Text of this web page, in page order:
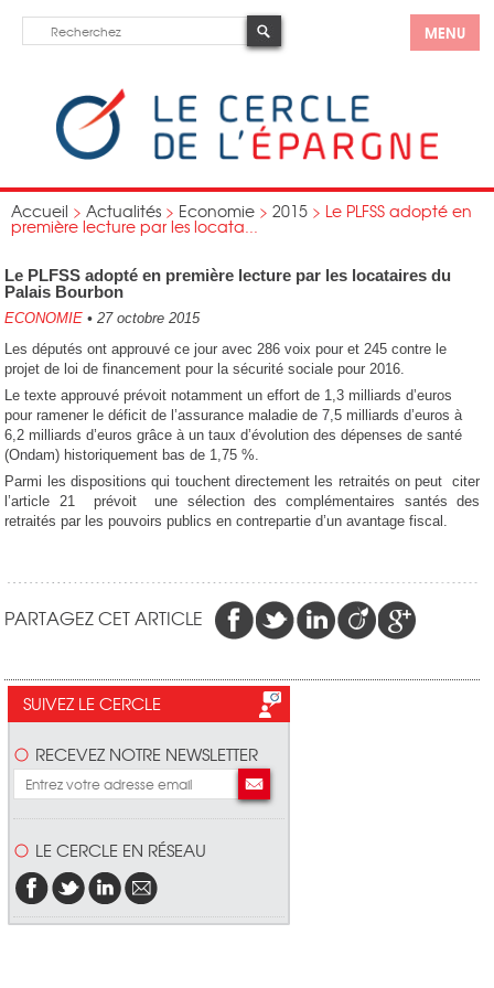
MENU
Accueil > Actualités > Economie > 2015 > Le PLFSS adopté en
première lecture par les locata...
Le PLFSS adopté en première lecture par les locataires du
Palais Bourbon
ECONOMIE • 27 octobre 2015
Les députés ont approuvé ce jour avec 286 voix pour et 245 contre le
projet de loi de financement pour la sécurité sociale pour 2016.
Le texte approuvé prévoit notamment un effort de 1,3 milliards d’euros
pour ramener le déficit de l’assurance maladie de 7,5 milliards d’euros à
6,2 milliards d’euros grâce à un taux d’évolution des dépenses de santé
(Ondam) historiquement bas de 1,75 %.
Parmi les dispositions qui touchent directement les retraités on peut citer
l’article 21 prévoit une sélection des complémentaires santés des
retraités par les pouvoirs publics en contrepartie d’un avantage fiscal.
PARTAGEZ CET ARTICLE
SUIVEZ LE CERCLE
RECEVEZ NOTRE NEWSLETTER
LE CERCLE EN RÉSEAU